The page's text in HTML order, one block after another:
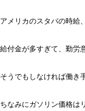
アメリカのスタバの時給
給付金が多すぎて、勤労
そうでもしなければ働き
ちなみにガソリン価格は